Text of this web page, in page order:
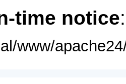
time notice
www/